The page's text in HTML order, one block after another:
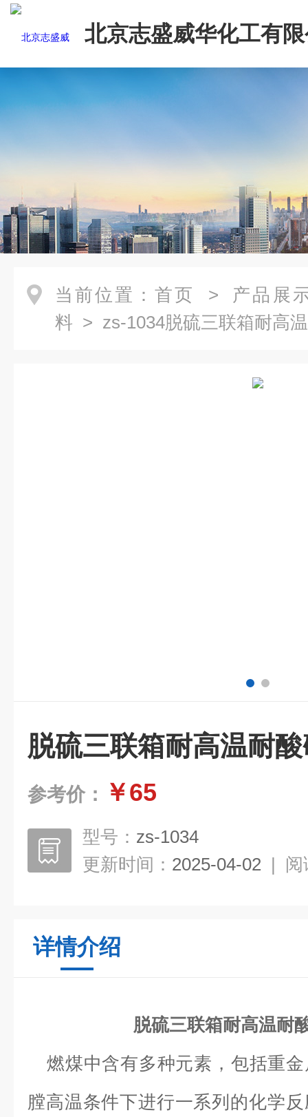
北京志盛威华化工有
当前位置： 首页 > 产品展
料 > zs-1034脱硫三联箱耐高
脱硫三联箱耐高温耐
参考价： ￥65
型号： zs-1034
更新时间： 2025-04-02 | 阅
详情介绍
脱硫三联箱耐高温耐
燃煤中含有多种元素，包括重
膛高温条件下进行一系列的化学